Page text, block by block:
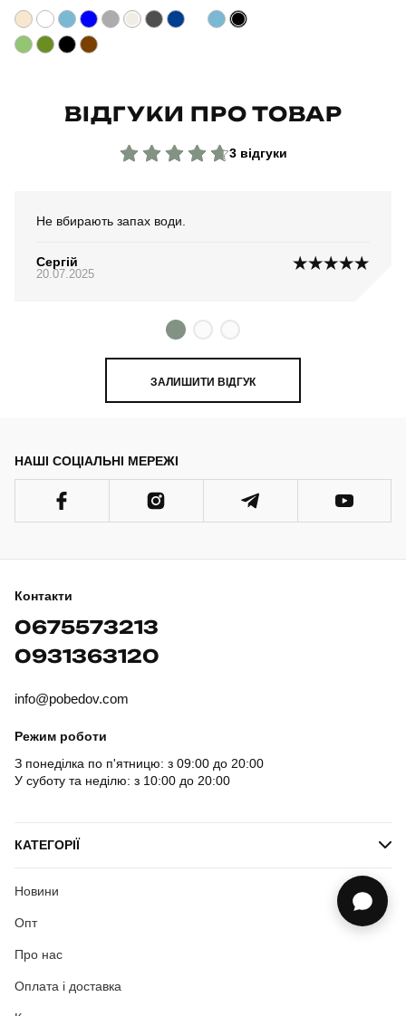
Країна - виробник
ВІДГУКИ ПРО ТОВАР
3 відгуки
Не вбирають запах води.
Сергій
20.07.2025
ЗАЛИШИТИ ВІДГУК
НАШІ СОЦІАЛЬНІ МЕРЕЖІ
Контакти
0675573213
0931363120
info@pobedov.com
Режим роботи
З понеділка по п'ятницю: з 09:00 до 20:00
У суботу та неділю: з 10:00 до 20:00
КАТЕГОРІЇ
Новини
Опт
Про нас
Оплата і доставка